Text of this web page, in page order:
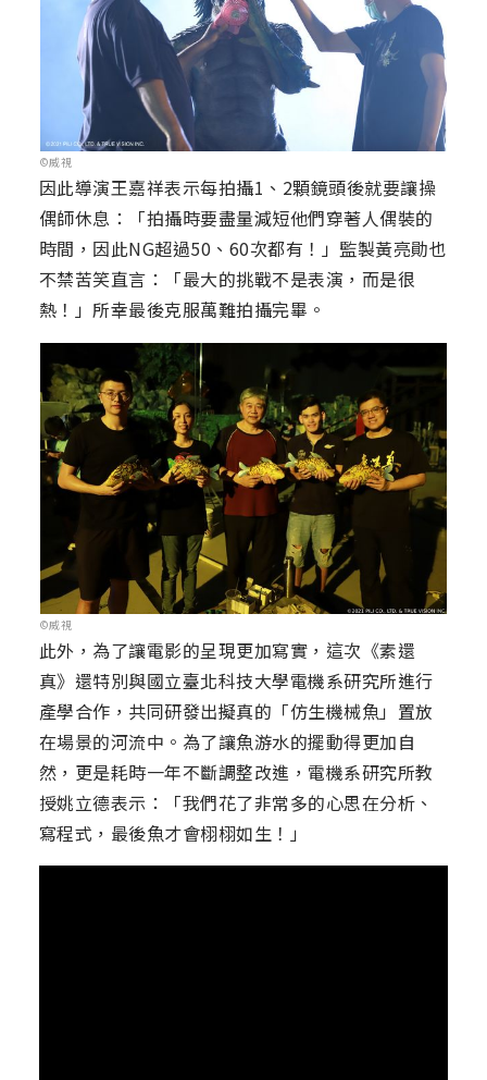
©威視
因此導演王嘉祥表示每拍攝1、2顆鏡頭後就要讓操
偶師休息：「拍攝時要盡量減短他們穿著人偶裝的
時間，因此NG超過50、60次都有！」監製黃亮勛也
不禁苦笑直言：「最大的挑戰不是表演，而是很
熱！」所幸最後克服萬難拍攝完畢。
©威視
此外，為了讓電影的呈現更加寫實，這次《素還
真》還特別與國立臺北科技大學電機系研究所進行
產學合作，共同研發出擬真的「仿生機械魚」置放
在場景的河流中。為了讓魚游水的擺動得更加自
然，更是耗時一年不斷調整改進，電機系研究所教
授姚立德表示：「我們花了非常多的心思在分析、
寫程式，最後魚才會栩栩如生！」